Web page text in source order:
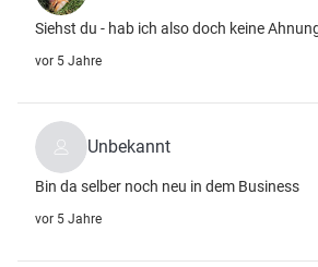
Siehst du - hab ich also doch keine
vor 5 Jahre
Unbekannt
Bin da selber noch neu in dem Business
vor 5 Jahre